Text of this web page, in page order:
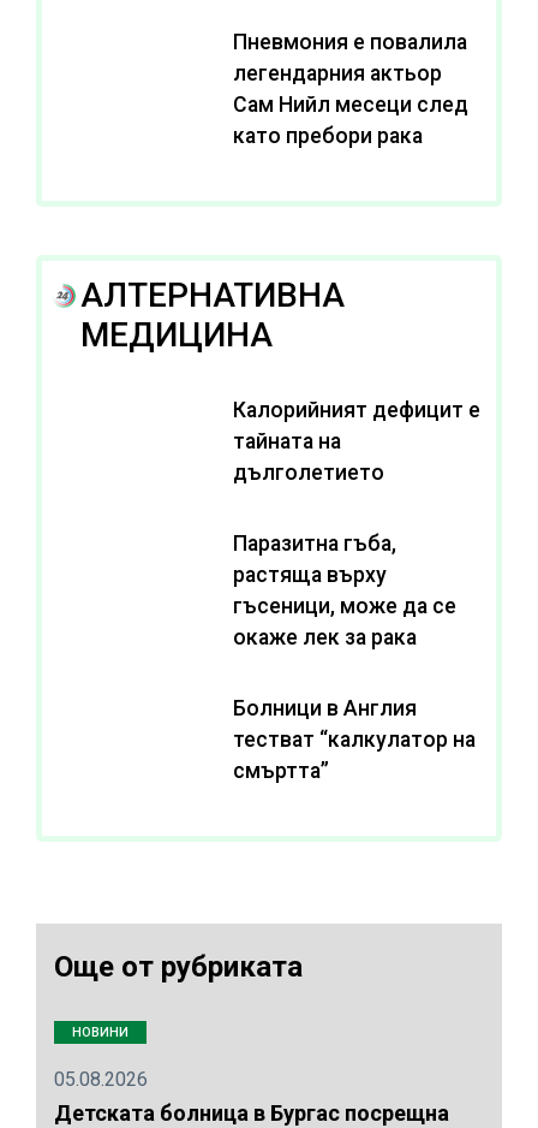
Пневмония е повалила
легендарния актьор
Сам Нийл месеци след
като пребори рака
АЛТЕРНАТИВНА
МЕДИЦИНА
Калорийният дефицит е
тайната на
дълголетието
Паразитна гъба,
растяща върху
гъсеници, може да се
окаже лек за рака
Болници в Англия
тестват “калкулатор на
смъртта”
Още от рубриката
НОВИНИ
05.08.2026
Детската болница в Бургас посрещна